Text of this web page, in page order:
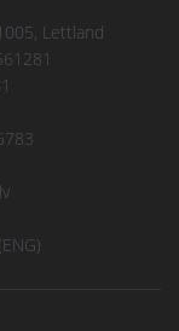
Lettland